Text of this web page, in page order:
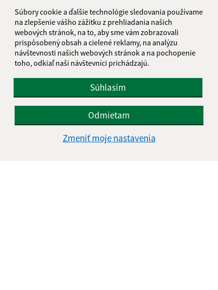
Súbory cookie a ďalšie technológie sledovania používame
na zlepšenie vášho zážitku z prehliadania našich
webových stránok, na to, aby sme vám zobrazovali
prispôsobený obsah a cielené reklamy, na analýzu
návštevnosti našich webových stránok a na pochopenie
toho, odkiaľ naši návštevníci prichádzajú.
Súhlasím
Odmietam
Zmeniť moje nastavenia
Informácie o stránke:
Vyhlásenie o prístupnosti
Autorské práva
Ochrana osobných údajov
Navigácia: